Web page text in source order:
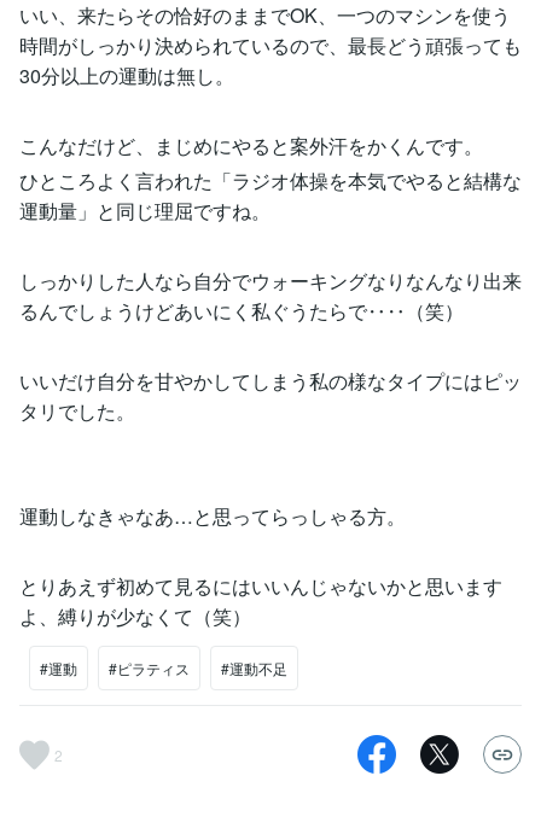
いい、来たらその恰好のままでOK、一つのマシンを使う
時間がしっかり決められているので、最長どう頑張っても
30分以上の運動は無し。
こんなだけど、まじめにやると案外汗をかくんです。
ひところよく言われた「ラジオ体操を本気でやると結構な
運動量」と同じ理屈ですね。
しっかりした人なら自分でウォーキングなりなんなり出来
るんでしょうけどあいにく私ぐうたらで‥‥（笑）
いいだけ自分を甘やかしてしまう私の様なタイプにはピッ
タリでした。
運動しなきゃなあ…と思ってらっしゃる方。
とりあえず初めて見るにはいいんじゃないかと思います
よ、縛りが少なくて（笑）
#運動 #ピラティス #運動不足
2